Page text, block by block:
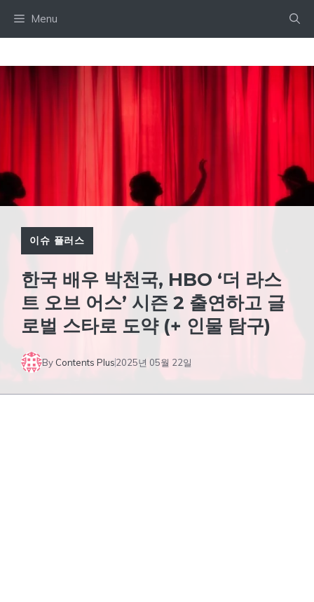
Menu
이슈 플러스
한국 배우 박천국, HBO ‘더 라스
트 오브 어스’ 시즌 2 출연하고 글
로벌 스타로 도약 (+ 인물 탐구)
By Contents Plus2025년 05월 22일